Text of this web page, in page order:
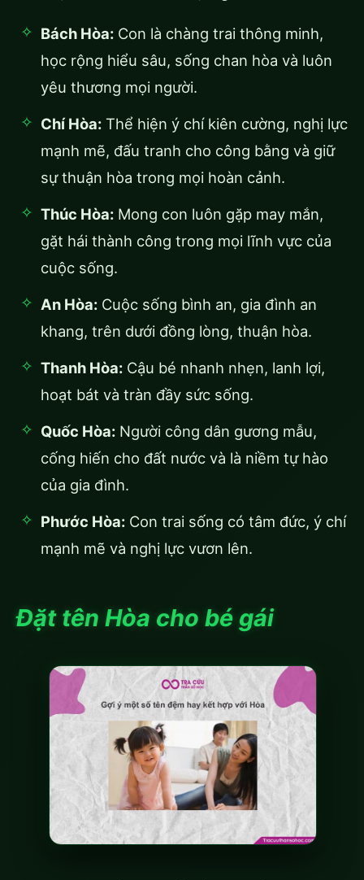
Bách Hòa: Con là chàng trai thông minh,
học rộng hiểu sâu, sống chan hòa và luôn
yêu thương mọi người.
Chí Hòa: Thể hiện ý chí kiên cường, nghị lực
mạnh mẽ, đấu tranh cho công bằng và giữ
sự thuận hòa trong mọi hoàn cảnh.
Thúc Hòa: Mong con luôn gặp may mắn,
gặt hái thành công trong mọi lĩnh vực của
cuộc sống.
An Hòa: Cuộc sống bình an, gia đình an
khang, trên dưới đồng lòng, thuận hòa.
Thanh Hòa: Cậu bé nhanh nhẹn, lanh lợi,
hoạt bát và tràn đầy sức sống.
Quốc Hòa: Người công dân gương mẫu,
cống hiến cho đất nước và là niềm tự hào
của gia đình.
Phước Hòa: Con trai sống có tâm đức, ý chí
mạnh mẽ và nghị lực vươn lên.
Đặt tên Hòa cho bé gái